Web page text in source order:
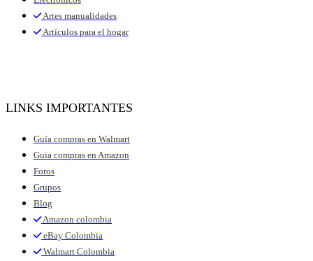
Artes manualidades
Artículos para el hogar
LINKS IMPORTANTES
Guía compras en Walmart
Guia compras en Amazon
Foros
Grupos
Blog
Amazon colombia
eBay Colombia
Walmart Colombia